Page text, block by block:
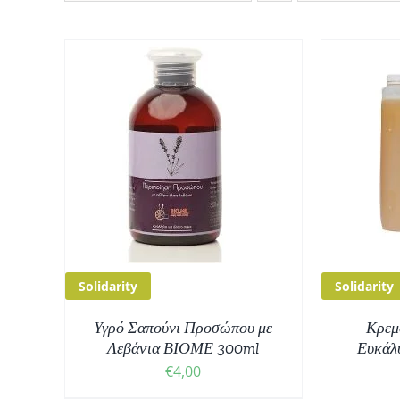
Solidarity
Υγρό Σαπούνι Προσώπου με
Λεβάντα ΒΙΟΜΕ 300ml
€4,00
ΠΡΟΣΘΉΚΗ ΣΤΟ ΚΑΛΆΘΙ
ΛΕΠΤΟΜΈΡΕΙΕΣ
Solidarity